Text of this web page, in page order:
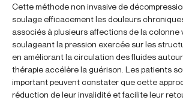
Cette méthode non invasive de
soulage efficacement les douleurs
associés à plusieurs affections de la colonne
soulageant la pression exercée sur les
en améliorant la circulation des fluides
thérapie accélère la guérison. Les patients
important peuvent constater que cette
réduction de leur invalidité et facilite leur